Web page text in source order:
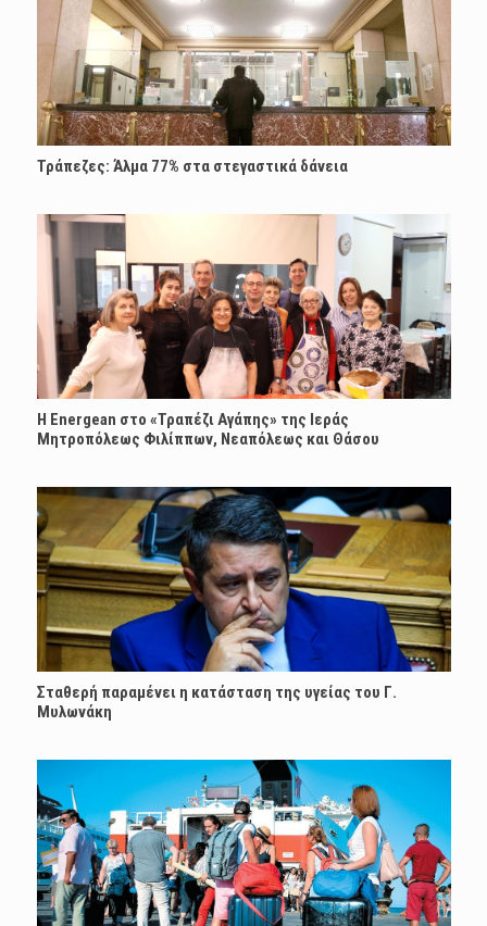
Τράπεζες: Άλμα 77% στα στεγαστικά δάνεια
H Energean στο «Τραπέζι Αγάπης» της Ιεράς
Μητροπόλεως Φιλίππων, Νεαπόλεως και Θάσου
Σταθερή παραμένει η κατάσταση της υγείας του Γ.
Μυλωνάκη